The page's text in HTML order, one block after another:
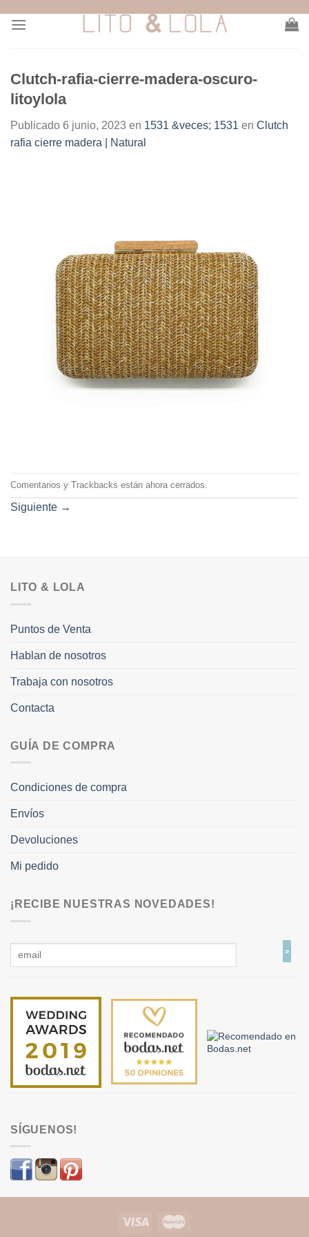
Clutch-rafia-cierre-madera-oscuro-
litoylola
Publicado 6 junio, 2023 en 1531 &veces; 1531 en Clutch
rafia cierre madera | Natural
Comentarios y Trackbacks están ahora cerrados.
Siguiente →
LITO & LOLA
Puntos de Venta
Hablan de nosotros
Trabaja con nosotros
Contacta
GUÍA DE COMPRA
Condiciones de compra
Envíos
Devoluciones
Mi pedido
¡RECIBE NUESTRAS NOVEDADES!
SÍGUENOS!